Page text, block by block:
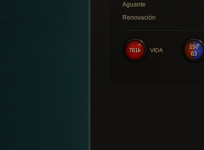
Aguante
Renovación
150
63
761k VIDA